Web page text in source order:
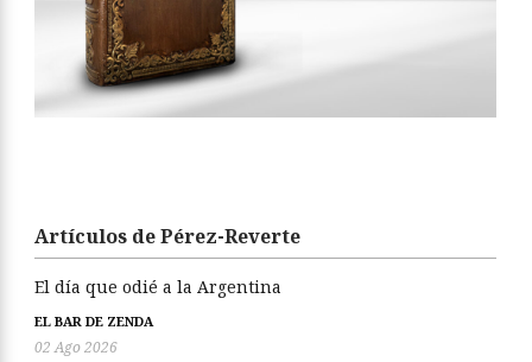
Artículos de Pérez-Reverte
El día que odié a la Argentina
EL BAR DE ZENDA
02 Ago 2026